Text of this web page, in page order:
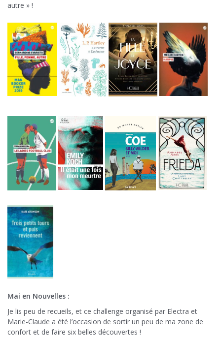
autre » !
Mai en Nouvelles :
Je lis peu de recueils, et ce challenge organisé par Electra et
Marie-Claude a été l’occasion de sortir un peu de ma zone de
confort et de faire six belles découvertes !